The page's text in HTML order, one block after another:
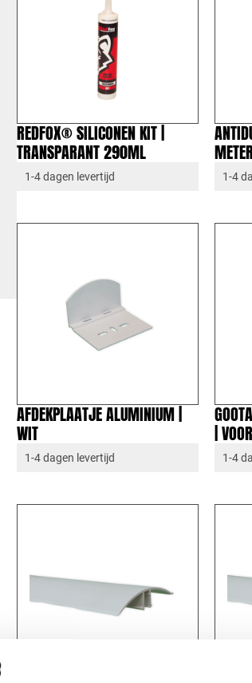
REDFOX® SILICONEN KIT |
TRANSPARANT 290ML
1-4 dagen levertijd 1-4
AFDEKPLAATJE ALUMINIUM |
WIT
1-4 dagen levertijd
|
1-4